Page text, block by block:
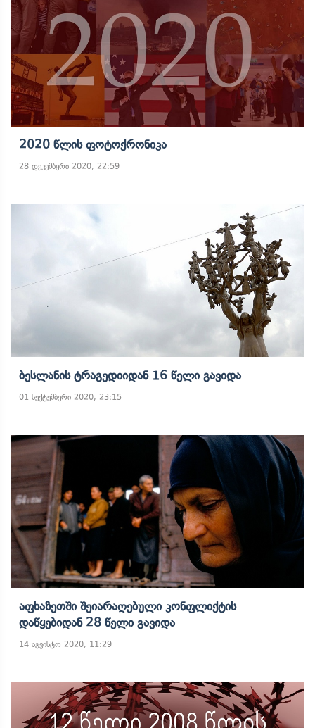
2020 Წლის Ფოტოქრონიკა
28 დეკემბერი 2020, 22:59
Ბესლანის Ტრაგედიიდან 16 Წელი Გავიდა
01 სექტემბერი 2020, 23:15
Აფხაზეთში Შეიარაღებული Კონფლიქტის
Დაწყებიდან 28 Წელი Გავიდა
14 აგვისტო 2020, 11:29